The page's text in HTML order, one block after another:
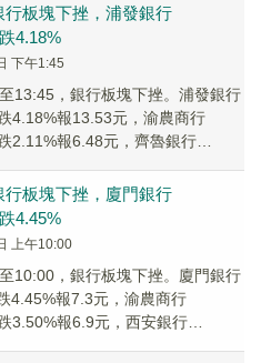
行板塊下挫，浦發銀行
4.18%
下午1:45
13:45，銀行板塊下挫。浦發銀行
4.18%報13.53元，渝農商行
2.11%報6.48元，齊魯銀行
行板塊下挫，廈門銀行
4.45%
上午10:00
10:00，銀行板塊下挫。廈門銀行
4.45%報7.3元，渝農商行
3.50%報6.9元，西安銀行